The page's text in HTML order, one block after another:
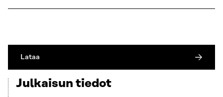
Lataa
Julkaisun tiedot